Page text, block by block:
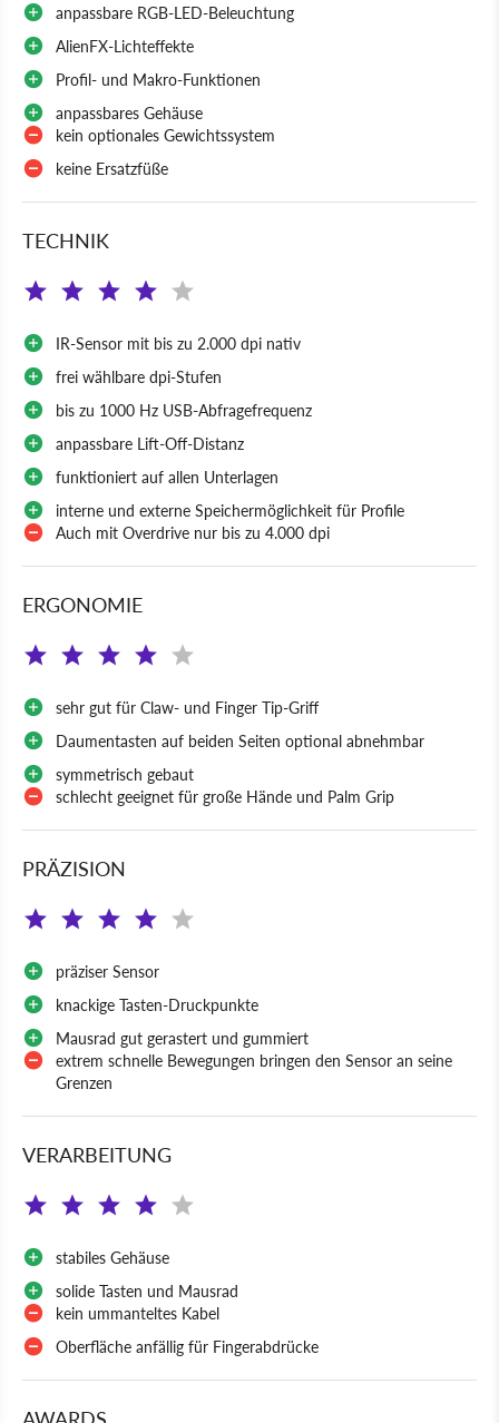
anpassbare RGB-LED-Beleuchtung
AlienFX-Lichteffekte
Profil- und Makro-Funktionen
anpassbares Gehäuse
kein optionales Gewichtssystem
keine Ersatzfüße
TECHNIK
IR-Sensor mit bis zu 2.000 dpi nativ
frei wählbare dpi-Stufen
bis zu 1000 Hz USB-Abfragefrequenz
anpassbare Lift-Off-Distanz
funktioniert auf allen Unterlagen
interne und externe Speichermöglichkeit für Profile
Auch mit Overdrive nur bis zu 4.000 dpi
ERGONOMIE
sehr gut für Claw- und Finger Tip-Griff
Daumentasten auf beiden Seiten optional abnehmbar
symmetrisch gebaut
schlecht geeignet für große Hände und Palm Grip
PRÄZISION
präziser Sensor
knackige Tasten-Druckpunkte
Mausrad gut gerastert und gummiert
extrem schnelle Bewegungen bringen den Sensor an seine
Grenzen
VERARBEITUNG
stabiles Gehäuse
solide Tasten und Mausrad
kein ummanteltes Kabel
Oberfläche anfällig für Fingerabdrücke